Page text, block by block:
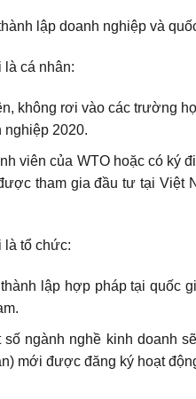
lập doanh nghiệp và
cá nhân:
không rơi vào các trường
nghiệp 2020.
viên của WTO hoặc có
tham gia đầu tư tại
tổ chức:
lập hợp pháp tại quốc
số ngành nghề kinh doanh
mới được đăng ký hoạt